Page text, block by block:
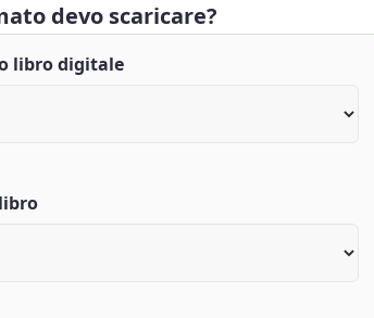
devo scaricare?
libro digitale